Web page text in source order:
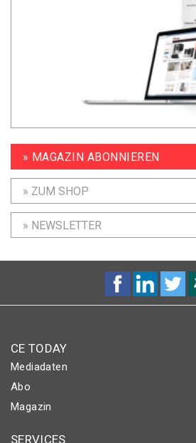
» MAGAZIN ABONNIEREN
» ZUM SHOP
» NEWSLETTER
CE TODAY
Mediadaten
Abo
Magazin
SERVICES